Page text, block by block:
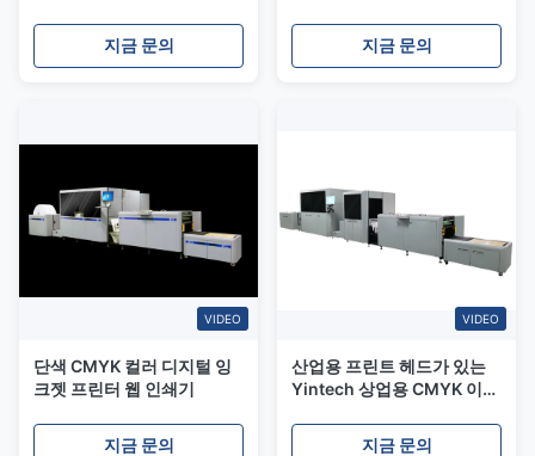
지금 문의
지금 문의
VIDEO
단색 CMYK 컬러 디지털 잉
크젯 프린터 웹 인쇄기
지금 문의
VIDEO
산업용 프린트 헤드가 있는
Yintech 상업용 CMYK 이중
터
지금 문의